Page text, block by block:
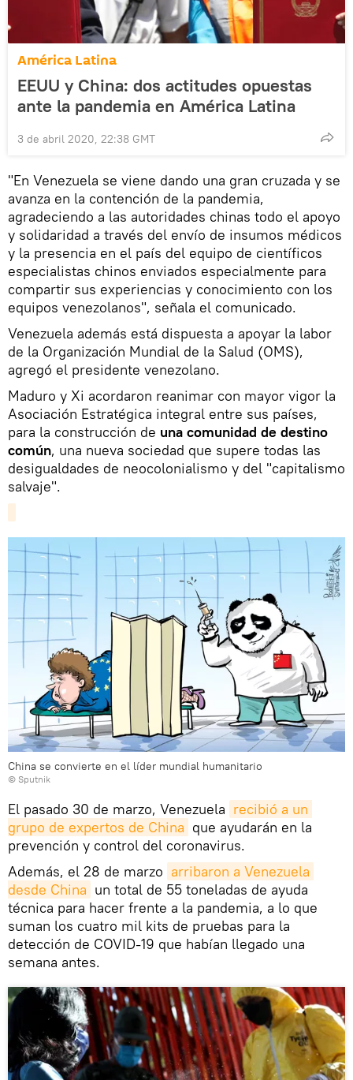
América Latina
EEUU y China: dos actitudes opuestas
ante la pandemia en América Latina
3 de abril 2020, 22:38 GMT
"En Venezuela se viene dando una gran cruzada y se
avanza en la contención de la pandemia,
agradeciendo a las autoridades chinas todo el apoyo
y solidaridad a través del envío de insumos médicos
y la presencia en el país del equipo de científicos
especialistas chinos enviados especialmente para
compartir sus experiencias y conocimiento con los
equipos venezolanos", señala el comunicado.
Venezuela además está dispuesta a apoyar la labor
de la Organización Mundial de la Salud (OMS),
agregó el presidente venezolano.
Maduro y Xi acordaron reanimar con mayor vigor la
Asociación Estratégica integral entre sus países,
para la construcción de una comunidad de destino
común, una nueva sociedad que supere todas las
desigualdades de neocolonialismo y del "capitalismo
salvaje".
China se convierte en el líder mundial humanitario
© Sputnik
El pasado 30 de marzo, Venezuela recibió a un
grupo de expertos de China que ayudarán en la
prevención y control del coronavirus.
Además, el 28 de marzo arribaron a Venezuela
desde China un total de 55 toneladas de ayuda
técnica para hacer frente a la pandemia, a lo que
suman los cuatro mil kits de pruebas para la
detección de COVID-19 que habían llegado una
semana antes.